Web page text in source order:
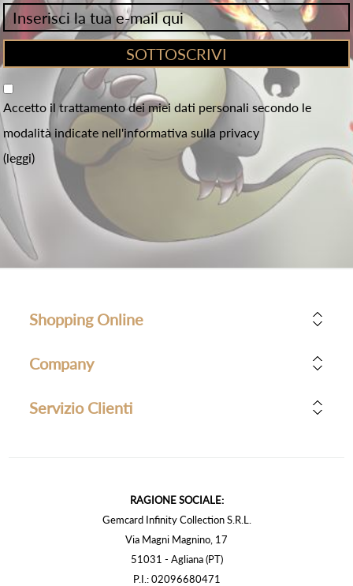
Accetto il trattamento dei miei dati personali secondo le
modalità indicate nell'informativa sulla privacy
(leggi)
Shopping Online
Company
Servizio Clienti
RAGIONE SOCIALE:
Gemcard Infinity Collection S.R.L.
Via Magni Magnino, 17
51031 - Agliana (PT)
P.I.: 02096680471